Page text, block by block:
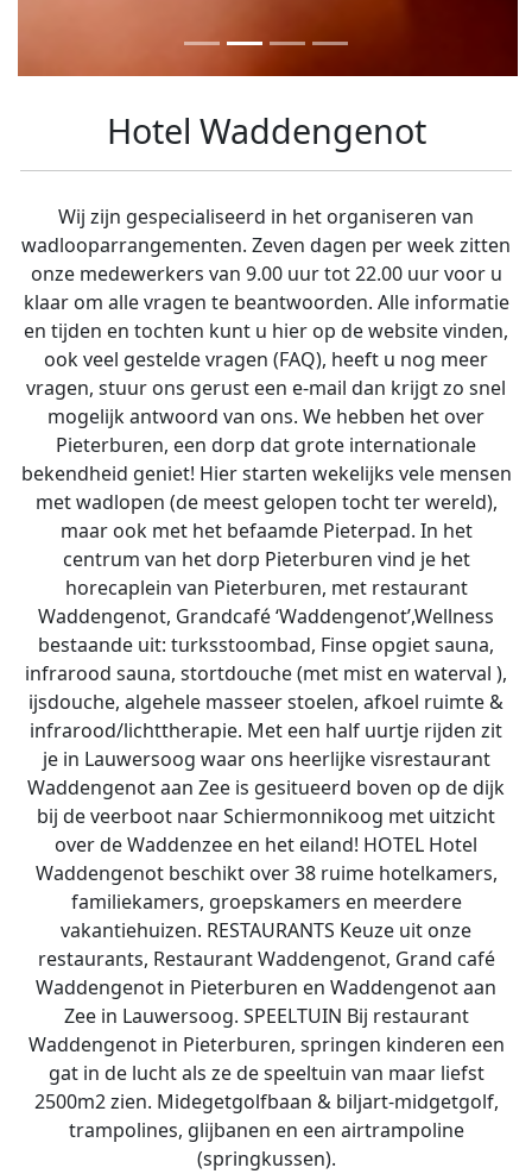
Hotel Waddengenot
Wij zijn gespecialiseerd in het organiseren van
wadlooparrangementen. Zeven dagen per week zitten
onze medewerkers van 9.00 uur tot 22.00 uur voor u
klaar om alle vragen te beantwoorden. Alle informatie
en tijden en tochten kunt u hier op de website vinden,
ook veel gestelde vragen (FAQ), heeft u nog meer
vragen, stuur ons gerust een e-mail dan krijgt zo snel
mogelijk antwoord van ons. We hebben het over
Pieterburen, een dorp dat grote internationale
bekendheid geniet! Hier starten wekelijks vele mensen
met wadlopen (de meest gelopen tocht ter wereld),
maar ook met het befaamde Pieterpad. In het
centrum van het dorp Pieterburen vind je het
horecaplein van Pieterburen, met restaurant
Waddengenot, Grandcafé ‘Waddengenot’,Wellness
bestaande uit: turksstoombad, Finse opgiet sauna,
infrarood sauna, stortdouche (met mist en waterval ),
ijsdouche, algehele masseer stoelen, afkoel ruimte &
infrarood/lichttherapie. Met een half uurtje rijden zit
je in Lauwersoog waar ons heerlijke visrestaurant
Waddengenot aan Zee is gesitueerd boven op de dijk
bij de veerboot naar Schiermonnikoog met uitzicht
over de Waddenzee en het eiland! HOTEL Hotel
Waddengenot beschikt over 38 ruime hotelkamers,
familiekamers, groepskamers en meerdere
vakantiehuizen. RESTAURANTS Keuze uit onze
restaurants, Restaurant Waddengenot, Grand café
Waddengenot in Pieterburen en Waddengenot aan
Zee in Lauwersoog. SPEELTUIN Bij restaurant
Waddengenot in Pieterburen, springen kinderen een
gat in de lucht als ze de speeltuin van maar liefst
2500m2 zien. Midegetgolfbaan & biljart-midgetgolf,
trampolines, glijbanen en een airtrampoline
(springkussen).